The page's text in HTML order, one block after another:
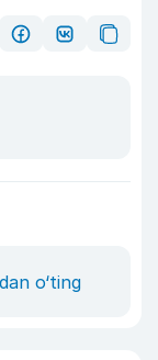
o‘ting